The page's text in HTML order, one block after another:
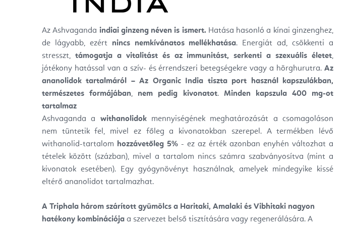
Az Ashvaganda indiai ginzeng néven is ismert. Hatása hasonló a kínai ginzenghez,
de lágyabb, ezért nincs nemkívánatos mellékhatása. Energiát ad, csökkenti a
stresszt, támogatja a vitalitást és az immunitást, serkenti a szexuális életet,
jótékony hatással van a szív- és érrendszeri betegségekre vagy a hörghurutra. Az
ananolidok tartalmáról – Az Organic India tiszta port használ kapszulákban,
természetes formájában, nem pedig kivonatot.Minden kapszula 400 mg-ot
tartalmaz
Ashvaganda a withanolidokmennyiségének meghatározását a csomagoláson
nem tüntetik fel,
mivel ez főleg a kivonatokban szerepel. A
termékben lévő
withanolid-tartalom hozzávetőleg 5% - ez az érték azonban enyhén változhat a
tételek között (százban), mivel a tartalom nincs számra szabványosítva (mint a
kivonatok esetében).
Egy gyógynövényt használnak, amelyek mindegyike kissé
eltérő ananolidot tartalmazhat.
A Triphala három szárított gyümölcs a Haritaki, Amalaki és Vibhitaki nagyon
hatékony kombinációja a szervezet belső tisztítására vagy regenerálására. A